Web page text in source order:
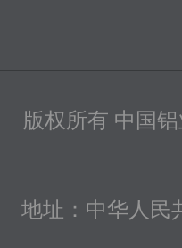
版权所有 中国
地址：中华人民